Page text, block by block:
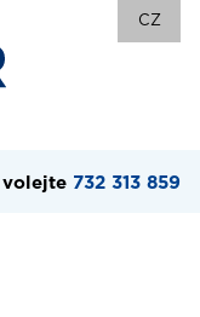
CZ
volejte 732 313 859